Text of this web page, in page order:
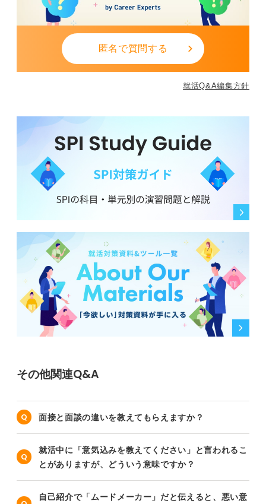
0
匿名で質問する
就活Q&A編集方針
その他関連Q&A
面接と面談の違いを教えてもらえますか？
就活中に「意気込みを教えてください」と言われるこ
とがありますが、どういう意味ですか？
自己紹介で「ムードメーカー」だと伝えると、悪い意